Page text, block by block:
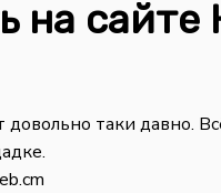
на сайте
довольно таки давно.